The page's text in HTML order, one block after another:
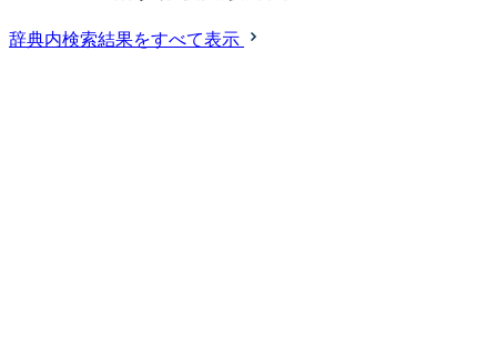
辞典内検索結果をすべて表示